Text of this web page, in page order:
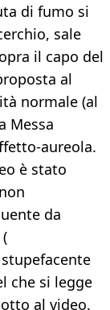
di fumo si
sale
il capo del
al
normale (al
Messa
aureola.
è stato
da
che si legge
al video.